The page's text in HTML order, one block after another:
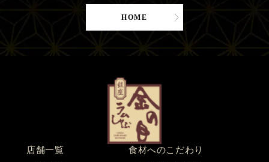
HOME
店舗一覧 食材へのこだわり